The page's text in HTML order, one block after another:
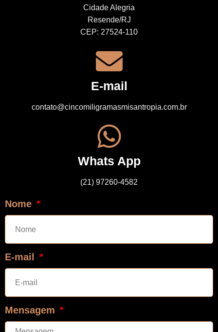
Cidade Alegria
Resende/RJ
CEP: 27524-110
E-mail
contato@cincomiligramasmisantropia.com.br
Whats App
(21) 97260-4582
Nome
E-mail
Mensagem